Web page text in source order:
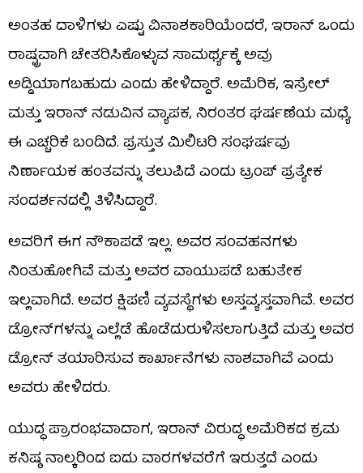
ಅಂತಹ ದಾಳಿಗಳು ಎಷ್ಟು ವಿನಾಶಕಾರಿಯೆಂದರೆ, ಇರಾನ್ ಒಂದು
ರಾಷ್ಟ್ರವಾಗಿ ಚೇತರಿಸಿಕೊಳ್ಳುವ ಸಾಮರ್ಥ್ಯಕ್ಕೆ ಅವು
ಅಡ್ಡಿಯಾಗಬಹುದು ಎಂದು ಹೇಳಿದ್ದಾರೆ. ಅಮೆರಿಕ, ಇಸ್ರೇಲ್
ಮತ್ತು ಇರಾನ್ ನಡುವಿನ ವ್ಯಾಪಕ, ನಿರಂತರ ಘರ್ಷಣೆಯ ಮಧ್ಯೆ
ಈ ಎಚ್ಚರಿಕೆ ಬಂದಿದೆ. ಪ್ರಸ್ತುತ ಮಿಲಿಟರಿ ಸಂಘರ್ಷವು
ನಿರ್ಣಾಯಕ ಹಂತವನ್ನು ತಲುಪಿದೆ ಎಂದು ಟ್ರಂಪ್ ಪ್ರತ್ಯೇಕ
ಸಂದರ್ಶನದಲ್ಲಿ ತಿಳಿಸಿದ್ದಾರೆ.
ಅವರಿಗೆ ಈಗ ನೌಕಾಪಡೆ ಇಲ್ಲ. ಅವರ ಸಂವಹನಗಳು
ನಿಂತುಹೋಗಿವೆ ಮತ್ತು ಅವರ ವಾಯುಪಡೆ ಬಹುತೇಕ
ಇಲ್ಲವಾಗಿದೆ. ಅವರ ಕ್ಷಿಪಣಿ ವ್ಯವಸ್ಥೆಗಳು ಅಸ್ತವ್ಯಸ್ತವಾಗಿವೆ. ಅವರ
ಡ್ರೋನ್‌ಗಳನ್ನು ಎಲ್ಲೆಡೆ ಹೊಡೆದುರುಳಿಸಲಾಗುತ್ತಿದೆ ಮತ್ತು ಅವರ
ಡ್ರೋನ್ ತಯಾರಿಸುವ ಕಾರ್ಖಾನೆಗಳು ನಾಶವಾಗಿವೆ ಎಂದು
ಅವರು ಹೇಳಿದರು.
ಯುದ್ಧ ಪ್ರಾರಂಭವಾದಾಗ, ಇರಾನ್ ವಿರುದ್ಧ ಅಮೆರಿಕದ ಕ್ರಮ
ಕನಿಷ್ಠ ನಾಲ್ಕರಿಂದ ಐದು ವಾರಗಳವರೆಗೆ ಇರುತ್ತದೆ ಎಂದು